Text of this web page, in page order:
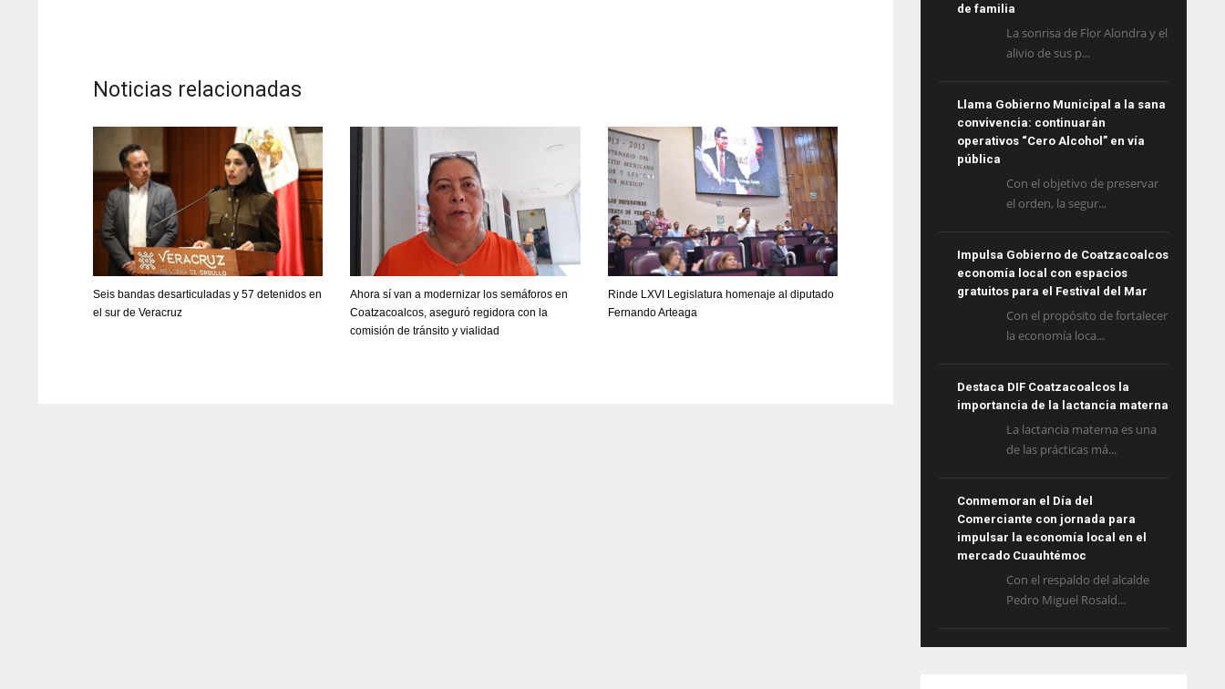
Noticias relacionadas
Seis bandas desarticuladas y 57 detenidos en
el sur de Veracruz
Ahora sí van a modernizar los semáforos en
Coatzacoalcos, aseguró regidora con la
comisión de tránsito y vialidad
Rinde LXVI Legislatura homenaje al diputado
Fernando Arteaga
de familia
La sonrisa de Flor Alondra y el
alivio de sus p...
Llama Gobierno Municipal a la sana
convivencia: continuarán
operativos “Cero Alcohol” en vía
pública
Con el objetivo de preservar
el orden, la segur...
Impulsa Gobierno de Coatzacoalcos
economía local con espacios
gratuitos para el Festival del Mar
Con el propósito de fortalecer
la economía loca...
Destaca DIF Coatzacoalcos la
importancia de la lactancia materna
La lactancia materna es una
de las prácticas má...
Conmemoran el Día del
Comerciante con jornada para
impulsar la economía local en el
mercado Cuauhtémoc
Con el respaldo del alcalde
Pedro Miguel Rosald...